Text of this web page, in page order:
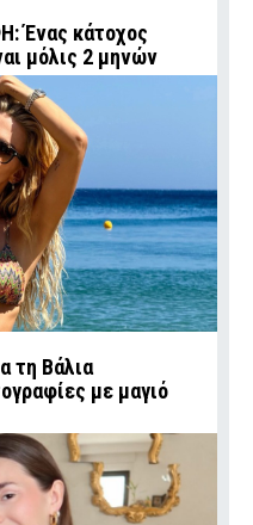
Ένας κάτοχος
μόλις 2 μηνών
τη Βάλια
με μαγιό